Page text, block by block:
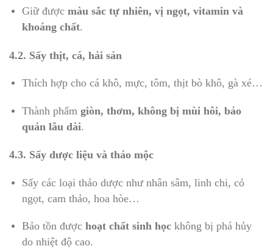
Giữ được màu sắc tự nhiên, vị ngọt, vitamin và
khoáng chất.
4.2. Sấy thịt, cá, hải sản
Thích hợp cho cá khô, mực, tôm, thịt bò khô, gà xé…
Thành phẩm giòn, thơm, không bị mùi hôi, bảo
quản lâu dài.
4.3. Sấy dược liệu và thảo mộc
Sấy các loại thảo dược như nhân sâm, linh chi, cỏ
ngọt, cam thảo, hoa hòe…
Bảo tồn được hoạt chất sinh họckhông bị phá hủy
do nhiệt độ cao.